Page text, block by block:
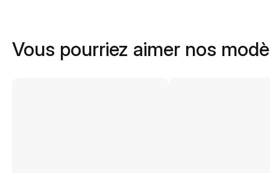
Vous pourriez aimer nos